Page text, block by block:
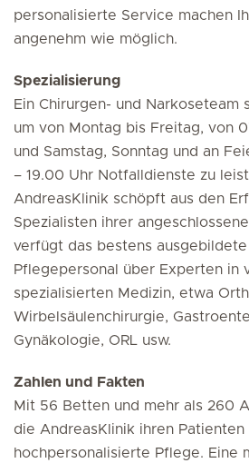
personalisierte Service machen
angenehm wie möglich.
Spezialisierung
Ein Chirurgen- und Narkoseteam
um von Montag bis Freitag, von
und Samstag, Sonntag und an
– 19.00 Uhr Notfalldienste zu
AndreasKlinik schöpft aus den
Spezialisten ihrer
verfügt das bestens
Pflegepersonal über Experten in
spezialisierten Medizin, etwa
Wirbelsäulenchirurgie,
Gynäkologie, ORL usw.
Zahlen und Fakten
Mit 56 Betten und mehr als 260
die AndreasKlinik ihren Patienten
hochpersonalisierte Pflege. Eine